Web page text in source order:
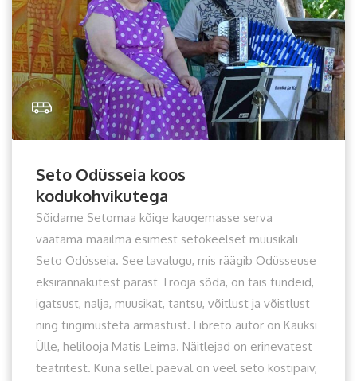
Seto Odüsseia koos
kodukohvikutega
Sõidame Setomaa kõige kaugemasse serva
vaatama maailma esimest setokeelset muusikali
Seto Odüsseia. See lavalugu, mis räägib Odüsseuse
eksirännakutest pärast Trooja sõda, on täis tundeid,
igatsust, nalja, muusikat, tantsu, võitlust ja võistlust
ning tingimusteta armastust. Libreto autor on Kauksi
Ülle, helilooja Matis Leima. Näitlejad on erinevatest
teatritest. Kuna sellel päeval on veel seto kostipäiv,